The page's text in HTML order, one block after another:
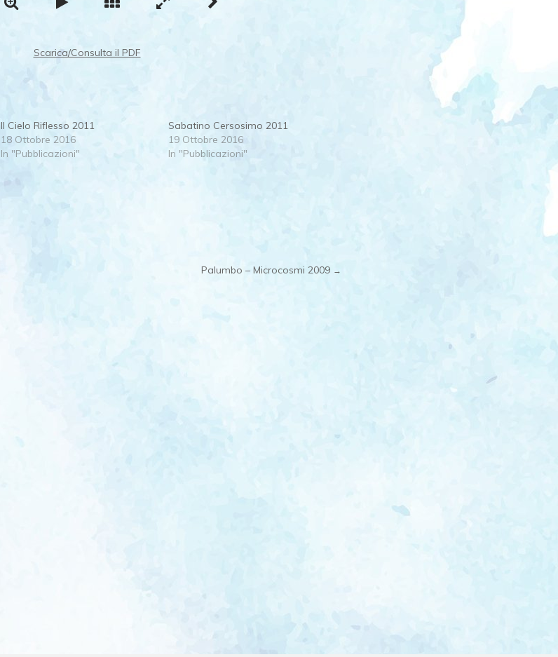
Scarica/Consulta il PDF
Il Cielo Riflesso 2011
18 Ottobre 2016
In "Pubblicazioni"
Sabatino Cersosimo 2011
19 Ottobre 2016
In "Pubblicazioni"
Palumbo – Microcosmi 2009 →